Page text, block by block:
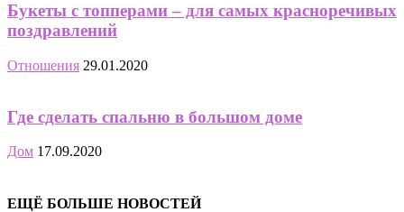
Букеты с топперами – для самых красноречивых
поздравлений
Отношения 29.01.2020
Где сделать спальню в большом доме
Дом 17.09.2020
ЕЩЁ БОЛЬШЕ НОВОСТЕЙ